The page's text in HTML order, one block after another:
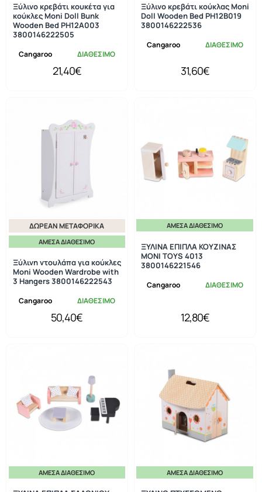
Cangaroo ΔΙΑΘΕΣΙΜΟ
Ξύλινο κρεβάτι κουκέτα για
κούκλες Moni Doll Bunk
Wooden Bed PH12A003
3800146222505
21,40€
Cangaroo ΔΙΑΘΕΣΙΜΟ
Ξύλινο κρεβάτι κούκλας Moni
Doll Wooden Bed PH12B019
3800146222536
31,60€
ΆΜΕΣΑ ΔΙΑΘΈΣΙΜΟ
ΔΩΡΕΆΝ ΜΕΤΑΦΟΡΙΚΆ
Cangaroo ΔΙΑΘΕΣΙΜΟ
Ξύλινη ντουλάπα για κούκλες
Moni Wooden Wardrobe with
3 Hangers 3800146222543
50,40€
ΆΜΕΣΑ ΔΙΑΘΈΣΙΜΟ
Cangaroo ΔΙΑΘΕΣΙΜΟ
ΞΥΛΙΝΑ ΕΠΙΠΛΑ ΚΟΥΖΙΝΑΣ
MONI TOYS 4013
3800146221546
12,80€
ΆΜΕΣΑ ΔΙΑΘΈΣΙΜΟ ΆΜΕΣΑ ΔΙΑΘΈΣΙΜΟ